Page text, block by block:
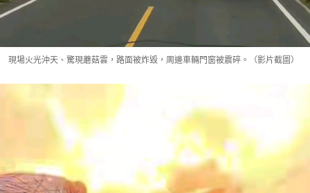
現場火光沖天、驚現蘑菇雲，路面被炸毀，周邊車輛門窗被震碎。（影片截圖）